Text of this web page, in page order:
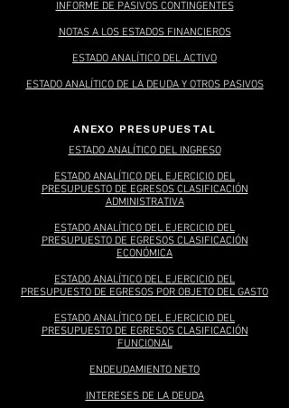
INFORME DE PASIVOS CONTINGENTES
NOTAS A LOS ESTADOS FINANCIEROS
ESTADO ANALÍTICO DEL ACTIVO
ESTADO ANALÍTICO DE LA DEUDA Y OTROS PASIVOS
ANEXO PRESUPUESTAL
ESTADO ANALÍTICO DEL INGRESO
ESTADO ANALÍTICO DEL EJERCICIO DEL
PRESUPUESTO DE EGRESOS CLASIFICACIÓN
ADMINISTRATIVA
ESTADO ANALÍTICO DEL EJERCICIO DEL
PRESUPUESTO DE EGRESOS CLASIFICACIÓN
ECONÓMICA
ESTADO ANALÍTICO DEL EJERCICIO DEL
PRESUPUESTO DE EGRESOS POR OBJETO DEL GASTO
ESTADO ANALÍTICO DEL EJERCICIO DEL
PRESUPUESTO DE EGRESOS CLASIFICACIÓN
FUNCIONAL
ENDEUDAMIENTO NETO
INTERESES DE LA DEUDA